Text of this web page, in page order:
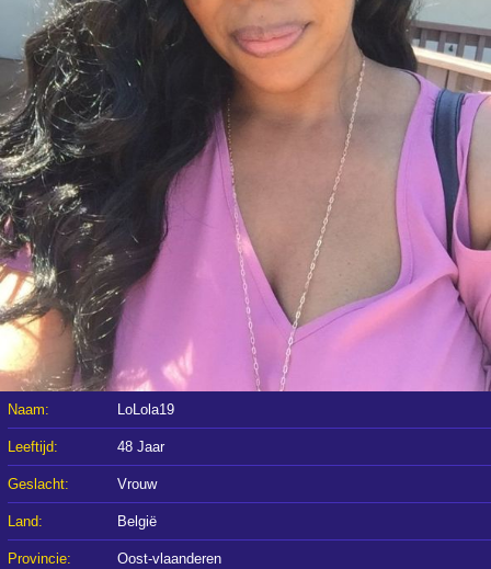
Naam: LoLola19
Leeftijd: 48 Jaar
Geslacht: Vrouw
Land: België
Provincie: Oost-vlaanderen